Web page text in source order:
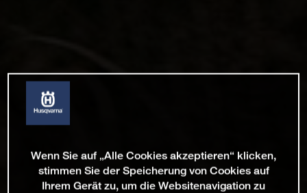
Wenn Sie auf „Alle Cookies akzeptieren“ klicken,
stimmen Sie der Speicherung von Cookies auf
Ihrem Gerät zu, um die Websitenavigation zu